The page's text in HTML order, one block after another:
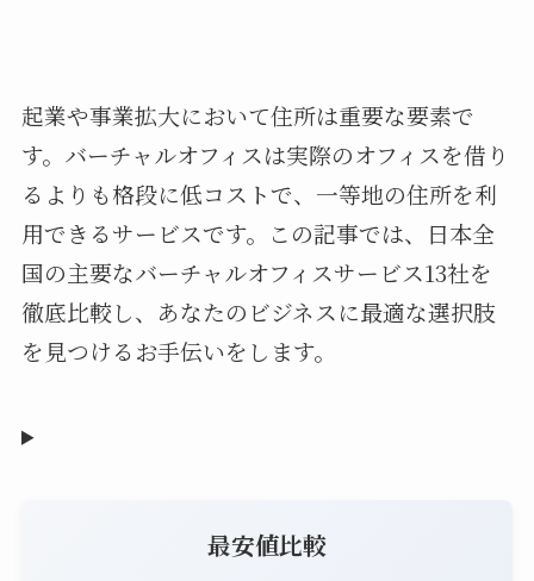
起業や事業拡大において住所は重要な要素で
す。バーチャルオフィスは実際のオフィスを借り
るよりも格段に低コストで、一等地の住所を利
用できるサービスです。この記事では、日本全
国の主要なバーチャルオフィスサービス13社を
徹底比較し、あなたのビジネスに最適な選択肢
を見つけるお手伝いをします。
最安値比較